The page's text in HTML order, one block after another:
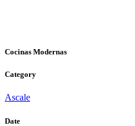
Cocinas Modernas
Category
Ascale
Date